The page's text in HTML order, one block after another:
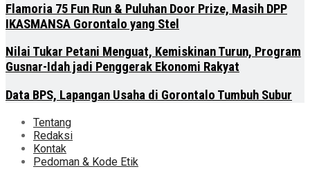
Flamoria 75 Fun Run & Puluhan Door Prize, Masih DPP
IKASMANSA Gorontalo yang Stel
Nilai Tukar Petani Menguat, Kemiskinan Turun, Program
Gusnar-Idah jadi Penggerak Ekonomi Rakyat
Data BPS, Lapangan Usaha di Gorontalo Tumbuh Subur
Tentang
Redaksi
Kontak
Pedoman & Kode Etik